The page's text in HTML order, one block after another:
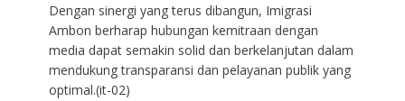
Dengan sinergi yang terus dibangun, Imigrasi
Ambon berharap hubungan kemitraan dengan
media dapat semakin solid dan berkelanjutan dalam
mendukung transparansi dan pelayanan publik yang
optimal.(it-02)